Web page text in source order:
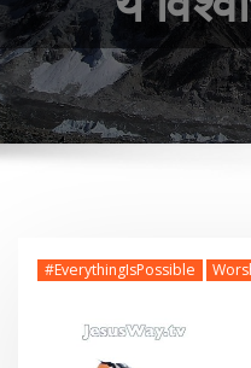
#EverythingIsPossible